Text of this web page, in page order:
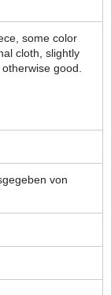
some color
cloth, slightly
good.
von